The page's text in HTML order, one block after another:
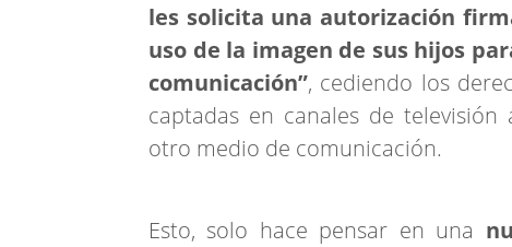
les solicita una autorización
uso de la imagen de sus hijos
comunicación”, cediendo los
captadas en canales de
otro medio de comunicación.
Esto, solo hace pensar en una